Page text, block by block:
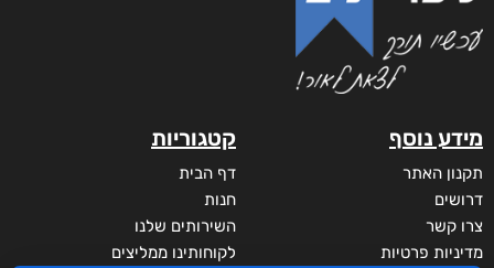
מידע נוסף
תקנון האתר
דרושים
צרו קשר
מדיניות פרטיות
קטגוריות
דף הבית
חנות
השירותים שלנו
לקוחותינו ממליצים